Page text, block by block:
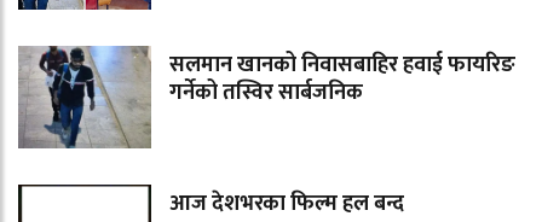
सलमान खानको निवासबाहिर हवाई फायरिङ
गर्नेको तस्विर सार्बजनिक
आज देशभरका फिल्म हल बन्द